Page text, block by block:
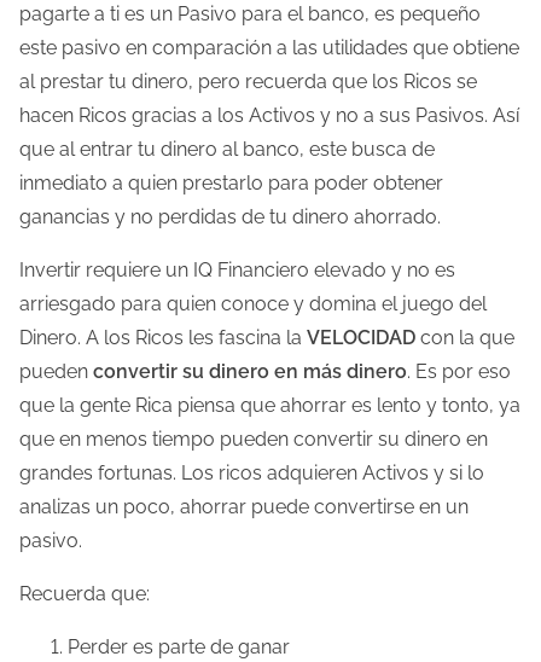
pagarte a ti es un Pasivo para el banco, es pequeño
este pasivo en comparación a las utilidades que obtiene
al prestar tu dinero, pero recuerda que los Ricos se
hacen Ricos gracias a los Activos y no a sus Pasivos. Así
que al entrar tu dinero al banco, este busca de
inmediato a quien prestarlo para poder obtener
ganancias y no perdidas de tu dinero ahorrado.
Invertir requiere un IQ Financiero elevado y no es
arriesgado para quien conoce y domina el juego del
Dinero. A los Ricos les fascina la VELOCIDAD con la que
pueden convertir su dinero en más dinero. Es por eso
que la gente Rica piensa que ahorrar es lento y tonto, ya
que en menos tiempo pueden convertir su dinero en
grandes fortunas. Los ricos adquieren Activos y si lo
analizas un poco, ahorrar puede convertirse en un
pasivo.
Recuerda que:
Perder es parte de ganar